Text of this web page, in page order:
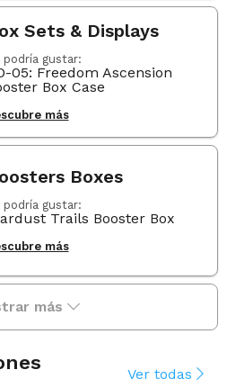
Sets & Displays
podría gustar:
05: Freedom Ascension
Box Case
más
Boxes
podría gustar:
Trails Booster Box
más
más
Ver todas